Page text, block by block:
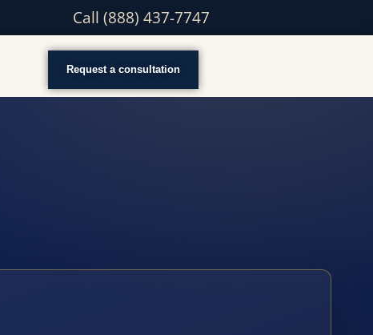
Call (888) 437-7747
Request a consultation